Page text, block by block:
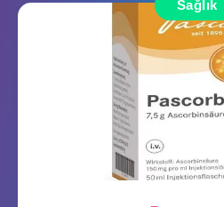
Sağlık